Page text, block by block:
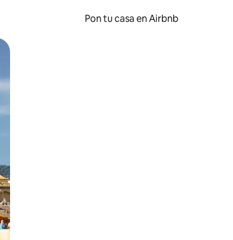
Pon tu casa en Airbnb
el dedo.